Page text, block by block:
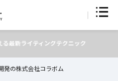
新ライティングテクニック
発の株式会社コラボム